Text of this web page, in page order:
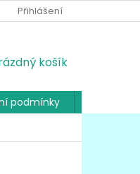
Přihlášení
košík
podmínky